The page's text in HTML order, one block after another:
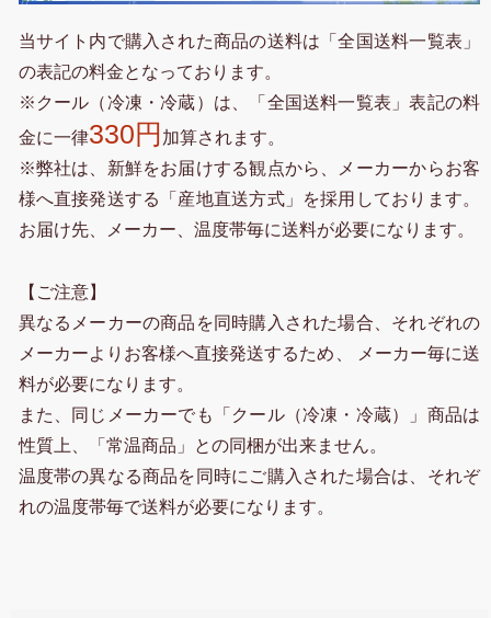
当サイト内で購入された商品の送料は「全国送料一覧表」
の表記の料金となっております。
※クール（冷凍・冷蔵）は、「全国送料一覧表」表記の料
金に一律330円 加算されます。
※弊社は、新鮮をお届けする観点から、メーカーからお客
様へ直接発送する「産地直送方式」を採用しております。
お届け先、メーカー、温度帯毎に送料が必要になります。
【ご注意】
異なるメーカーの商品を同時購入された場合、それぞれの
メーカーよりお客様へ直接発送するため、 メーカー毎に送
料が必要になります。
また、同じメーカーでも「クール（冷凍・冷蔵）」商品は
性質上、「常温商品」との同梱が出来ません。
温度帯の異なる商品を同時にご購入された場合は、それぞ
れの温度帯毎で送料が必要になります。